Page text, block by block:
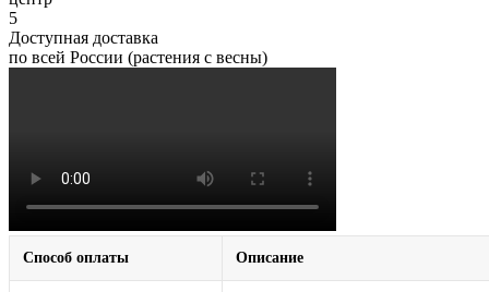
5
Доступная доставка
по всей России (растения с весны)
Способ оплаты Описание